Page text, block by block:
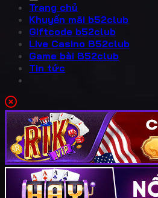
Trang chủ
Khuyến mãi b52club
Giftcode b52club
Live Casino B52club
Game bài B52club
Tin tức